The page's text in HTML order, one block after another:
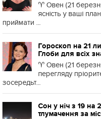
♈️ Овен (21
ясність у ваші
приймати ...
Гороскоп на 21
Глоби для всіх
♈️ Овен (21
перегляду
зосередьт...
Сон у ніч з 19 на
тлумачення за